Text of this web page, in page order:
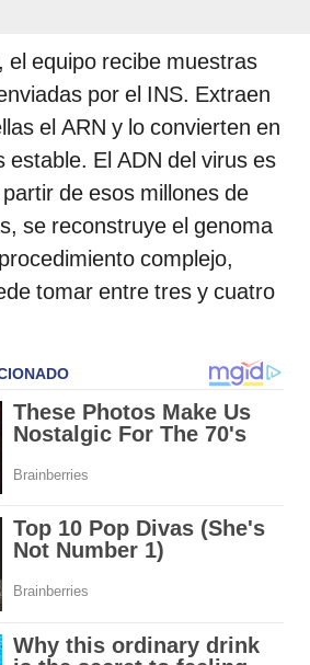
el equipo recibe muestras
por el INS. Extraen
el ARN y lo convierten en
estable. El ADN del virus es
de esos millones de
se reconstruye el genoma
complejo,
tomar entre tres y cuatro